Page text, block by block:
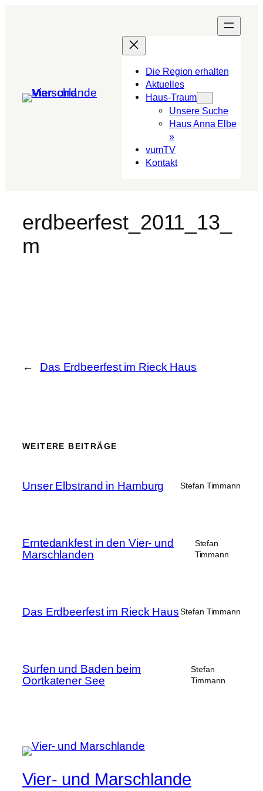
Die Region erhalten
Aktuelles
Haus-Traum
Unsere Suche
Haus Anna Elbe
»
vumTV
Kon­takt
erdbeerfest_2011_13_
m
← Das Erdbeerfest im Rieck Haus
WEITERE BEITRÄGE
Unser Elbstrand in Hamburg Stefan Timmann
Erntedankfest in den Vier- und
Marschlanden
Stefan
Timmann
Das Erdbeerfest im Rieck Haus Stefan Timmann
Surfen und Baden beim
Oortkatener See
Stefan
Timmann
Vier- und Marschlande